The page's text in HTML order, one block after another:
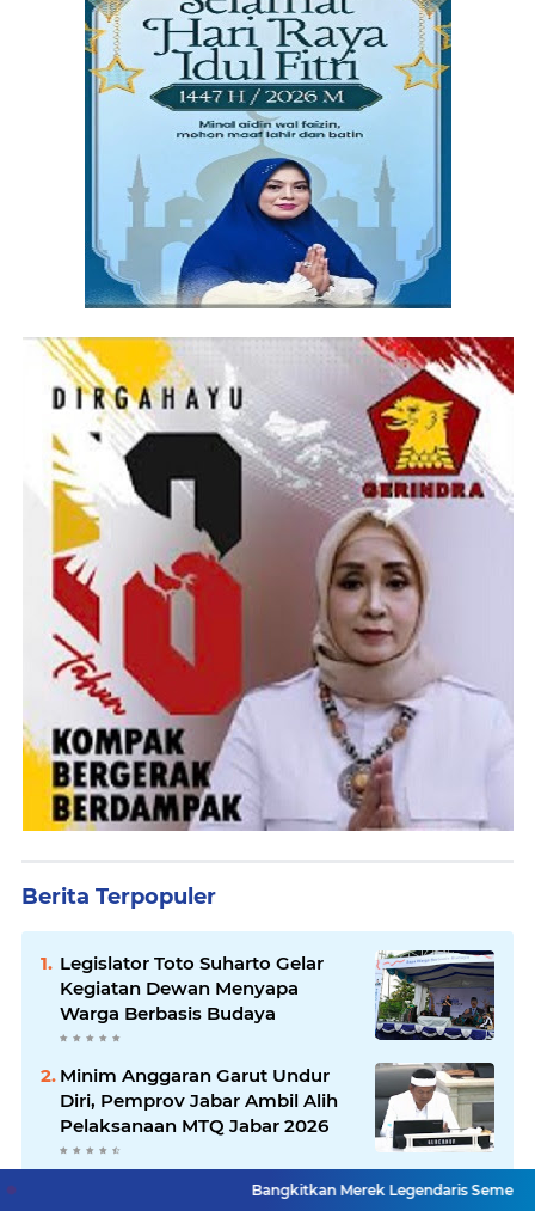
Berita Terpopuler
Legislator Toto Suharto Gelar
Kegiatan Dewan Menyapa
Warga Berbasis Budaya
Minim Anggaran Garut Undur
Diri, Pemprov Jabar Ambil Alih
Pelaksanaan MTQ Jabar 2026
Asrenum Panglima TNI Dorong
Bangkitkan Merek Legendaris Semen Kujang, SIG Bidik